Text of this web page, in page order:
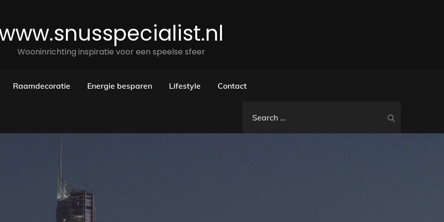
Wooninrichting inspiratie voor een speelse sfeer
Raamdecoratie Energie besparen Lifestyle Contact
for: